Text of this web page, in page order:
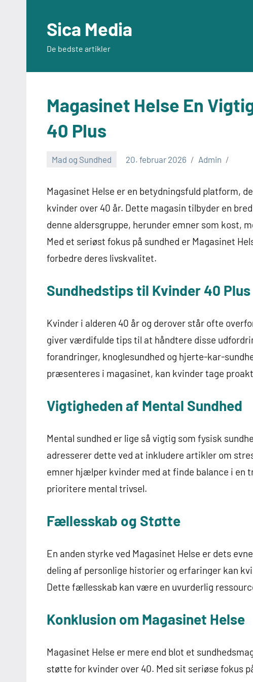
indholdSica Media
De bedste artikler
Magasinet Helse En
40 Plus
Mad og Sundhed 20. februar 2026 Admin
Magasinet Helse er en betydningsfuld platform,
kvinder over 40 år. Dette magasin tilbyder en
denne aldersgruppe, herunder emner som kost,
Med et seriøst fokus på sundhed er Magasinet
forbedre deres livskvalitet.
Sundhedstips til Kvinder 40 Plus
Kvinder i alderen 40 år og derover står ofte
giver værdifulde tips til at håndtere disse
forandringer, knoglesundhed og hjerte-kar-
præsenteres i magasinet, kan kvinder tage
Vigtigheden af Mental Sundhed
Mental sundhed er lige så vigtig som fysisk
adresserer dette ved at inkludere artikler om
emner hjælper kvinder med at finde balance i en
prioritere mental trivsel.
Fællesskab og Støtte
En anden styrke ved Magasinet Helse er dets
deling af personlige historier og erfaringer kan
Dette fællesskab kan være en uvurderlig
Konklusion om Magasinet Helse
Magasinet Helse er mere end blot et
støtte for kvinder over 40. Med sit seriøse fokus